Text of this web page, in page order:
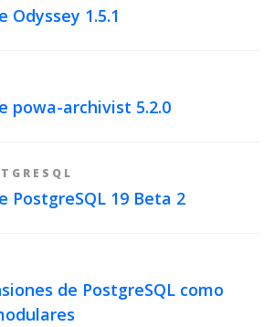
Odyssey 1.5.1
powa-archivist 5.2.0
PostgreSQL 19 Beta 2
de PostgreSQL como